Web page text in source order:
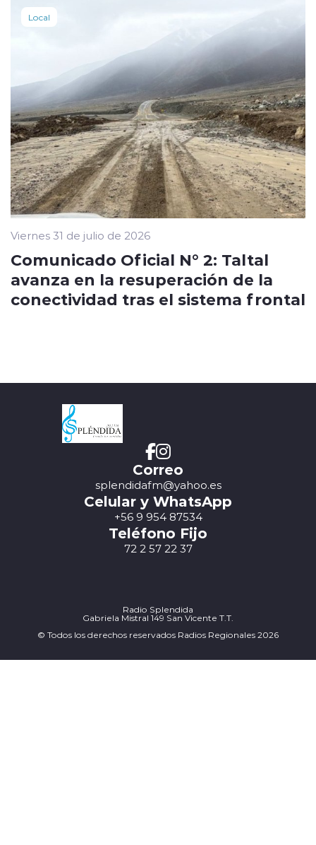
Local
Viernes 31 de julio de 2026
Comunicado Oficial N° 2: Taltal
avanza en la resuperación de la
conectividad tras el sistema frontal
Correo
splendidafm@yahoo.es
Celular y WhatsApp
+56 9 954 87534
Teléfono Fijo
72 2 57 22 37
Radio Splendida
Gabriela Mistral 149 San Vicente T.T.
© Todos los derechos reservados Radios Regionales 2026